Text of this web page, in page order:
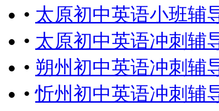
• 太原初中英语小班辅
• 太原初中英语冲刺辅
• 朔州初中英语冲刺辅
•忻州初中英语冲刺辅